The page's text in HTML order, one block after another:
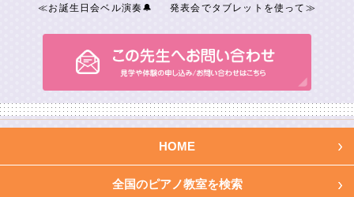
≪お誕生日会ベル演奏🔔 発表会でタブレットを使って ≫
HOME
全国のピアノ教室を検索